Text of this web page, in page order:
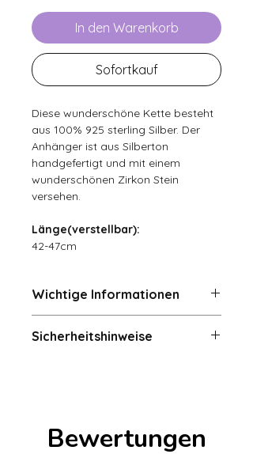
In den Warenkorb
Sofortkauf
Diese wunderschöne Kette besteht
aus 100% 925 sterling Silber. Der
Anhänger ist aus Silberton
handgefertigt und mit einem
wunderschönen Zirkon Stein
versehen.
Länge(verstellbar):
42-47cm
Wichtige Informationen
Tage)
Umtausch, wenn der Kunde die
Sicherheitshinweise
die dazu neigen, nicht essbare
Gegenstände in den Mund zu
Bewertungen